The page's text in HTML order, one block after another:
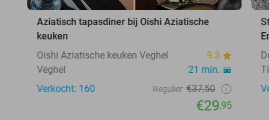
Aziatisch tapasdiner bij Oishi Aziatische
keuken
Oishi Aziatische keuken Veghel
9.3
Veghel
21 min.
Verkocht: 160
Regulier €37,50
€29,95